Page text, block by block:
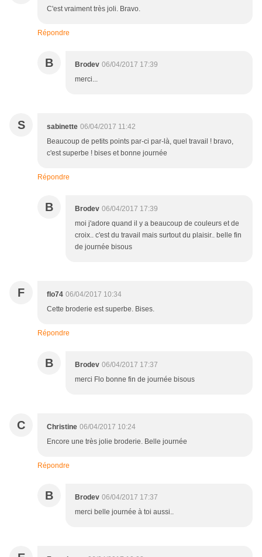
C'est vraiment très joli. Bravo.
Répondre
B Brodev 06/04/2017 17:39
merci...
S sabinette 06/04/2017 11:42
Beaucoup de petits points par-ci par-là, quel travail ! bravo,
c'est superbe ! bises et bonne journée
Répondre
B Brodev 06/04/2017 17:39
moi j'adore quand il y a beaucoup de couleurs et de
croix.. c'est du travail mais surtout du plaisir.. belle fin
de journée bisous
F flo74 06/04/2017 10:34
Cette broderie est superbe. Bises.
Répondre
B Brodev 06/04/2017 17:37
merci Flo bonne fin de journée bisous
C Christine 06/04/2017 10:24
Encore une très jolie broderie. Belle journée
Répondre
B Brodev 06/04/2017 17:37
merci belle journée à toi aussi..